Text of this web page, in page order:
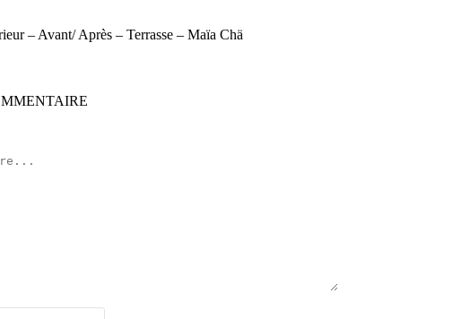
– Avant/ Après – Terrasse – Maïa Chä